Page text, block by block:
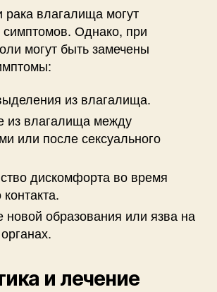
рака влагалища могут
симптомов. Однако, при
могут быть замечены
из влагалища.
из влагалища между
или после сексуального
дискомфорта во время
образования или язва на
и лечение